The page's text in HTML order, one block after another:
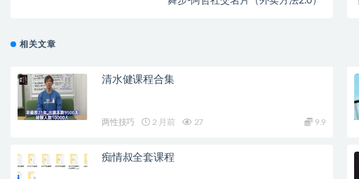
相关文章
清水健课程合集
两性技巧 2 月前 27 9.9
痴情叔全套课程